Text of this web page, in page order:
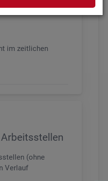
im zeitlichen
(ohne
Verlauf